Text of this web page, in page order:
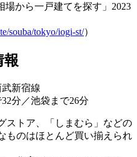
場から一戸建てを探す」2023
souba/tokyo/iogi-st/）
報
新宿線
分／池袋まで26分
ストア、「しまむら」などの
ものはほとんど買い揃えられ